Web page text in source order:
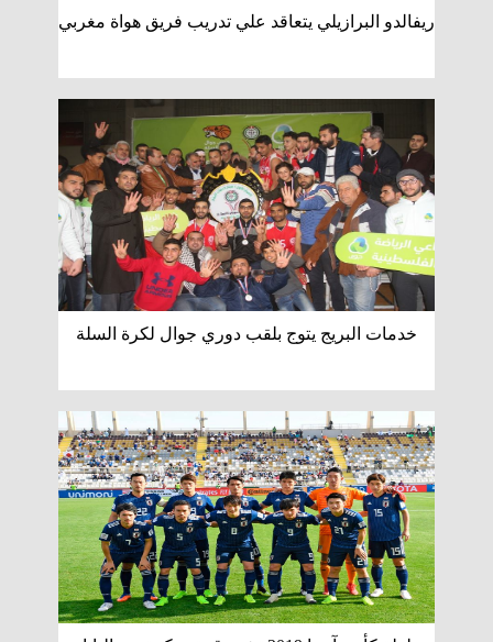
ريفالدو البرازيلي يتعاقد علي تدريب فريق هواة مغربي
خدمات البريج يتوج بلقب دوري جوال لكرة السلة